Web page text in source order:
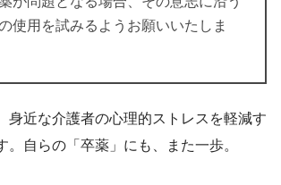
使用を試みるようお願いいたしま
身近な介護者の心理的ストレスを軽減す
。自らの「卒薬」にも、また一歩。